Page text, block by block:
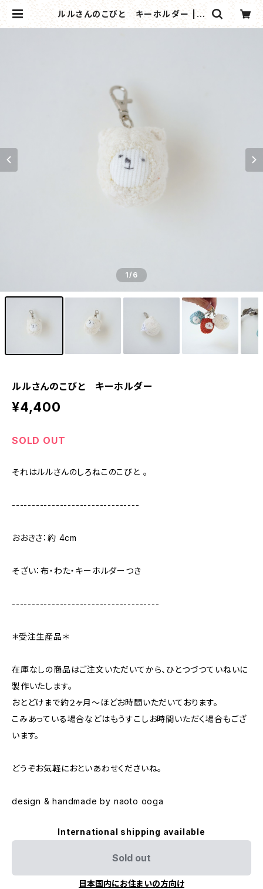
ルルさんのこびと キーホルダー | n
aotooga online shop
1/6
ルルさんのこびと キーホルダー
¥4,400
SOLD OUT
それはルルさんのしろねこのこびと 。
--------------------------------
おおきさ：約 4cm
そざい：布・わた・キーホルダーつき
-------------------------------------
＊受注生産品＊
在庫なしの商品はご注文いただいてから、ひとつづつていねいに
製作いたします。
おとどけまで約２ヶ月〜ほどお時間いただいております。
こみあっている場合などはもうすこしお時間いただく場合もござ
います。
どうぞお気軽におといあわせくださいね。
design & handmade by naoto ooga
International shipping available
Sold out
日本国内にお住まいの方向け